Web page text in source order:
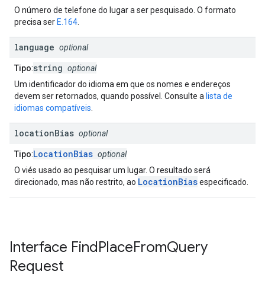
O número de telefone do lugar a ser pesquisado. O formato
precisa ser E.164
language optional
Tipo:string optional
Um identificador do idioma em que os nomes e endereços
devem ser retornados, quando possível. Consulte a lista de
idiomas compatíveis
locationBias optional
Tipo:LocationBias optional
O viés usado ao pesquisar um lugar. O resultado será
direcionado, mas não restrito, ao LocationBiasespecificado.
Interface FindPlaceFromQuery
Request